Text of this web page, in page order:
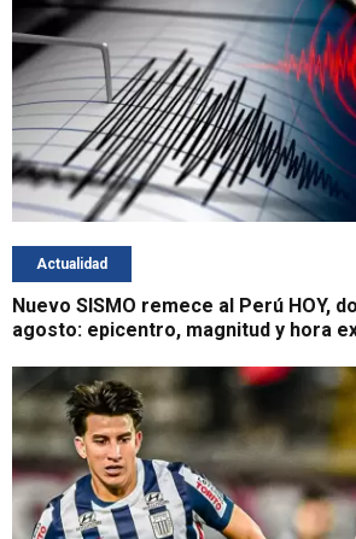
Actualidad
Nuevo SISMO remece al Perú HOY,
agosto: epicentro, magnitud y hora